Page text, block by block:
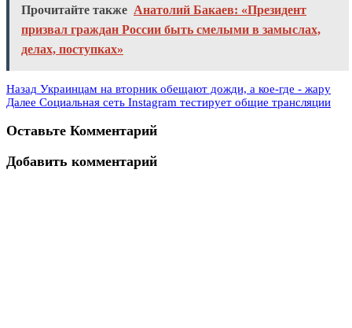
Прочитайте также Анатолий Бакаев: «Президент
призвал граждан России быть смелыми в замыслах,
делах, поступках»
Назад Украинцам на вторник обещают дожди, а кое-где - жару
Далее Социальная сеть Instagram тестирует общие трансляции
Оставьте Комментарий
Добавить комментарий